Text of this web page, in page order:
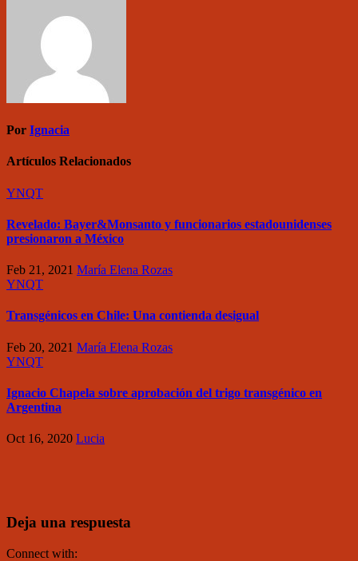
Por Ignacia
Artículos Relacionados
YNQT
Revelado: Bayer&Monsanto y funcionarios estadounidenses
presionaron a México
Feb 21, 2021 María Elena Rozas
YNQT
Transgénicos en Chile: Una contienda desigual
Feb 20, 2021 María Elena Rozas
YNQT
Ignacio Chapela sobre aprobación del trigo transgénico en
Argentina
Oct 16, 2020 Lucia
Deja una respuesta
Connect with: